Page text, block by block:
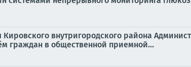
внутригородского района
граждан в общественной приемной...